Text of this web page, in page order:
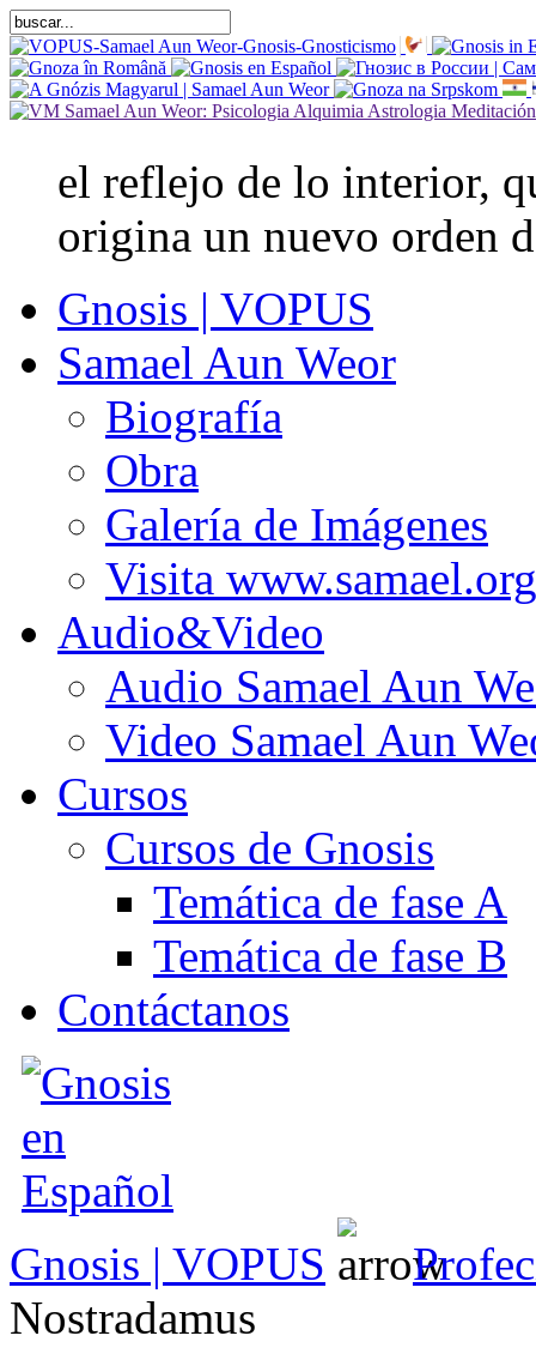
el reflejo de lo interior,
origina un nuevo orden
Gnosis | VOPUS
Samael Aun Weor
Biografía
Obra
Galería de Imágenes
Visita www.samael.org
Audio&Video
Audio Samael Aun
Video Samael Aun
Cursos
Cursos de Gnosis
Temática de fase A
Temática de fase B
Contáctanos
Gnosis | VOPUS
Nostradamus